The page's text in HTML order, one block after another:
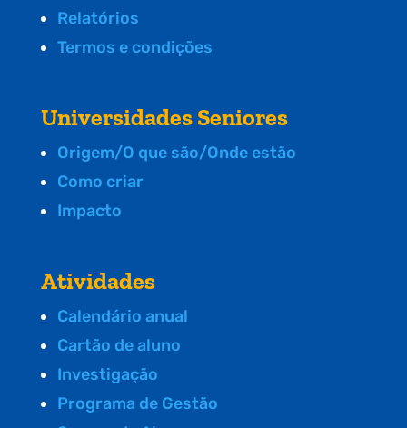
Relatórios
Termos e condições
Universidades Seniores
Origem/O que são/Onde estão
Como criar
Impacto
Atividades
Calendário anual
Cartão de aluno
Investigação
Programa de Gestão